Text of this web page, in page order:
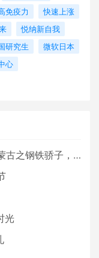
免疫力
快速上涨
悦纳新自我
研究生
微软日本
心
钢铁骄子，魅力包头
光